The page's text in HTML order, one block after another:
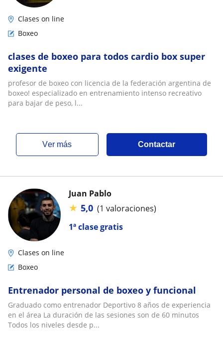
Clases on line
Boxeo
clases de boxeo para todos cardio box super
exigente
profesor de boxeo con licencia de la federación argentina de
boxeo! especializado en entrenamiento intenso recreativo
para bajar de peso, l...
ver más Contactar
1ª clase gratis
Juan Pablo
★ 5,0 (1 valoraciones)
Clases on line
Boxeo
Entrenador personal de boxeo y funcional
Graduado como entrenador Deportivo 8 años de experiencia
en el área La duración de las sesiones son de 60 minutos
Todos los niveles desde p...